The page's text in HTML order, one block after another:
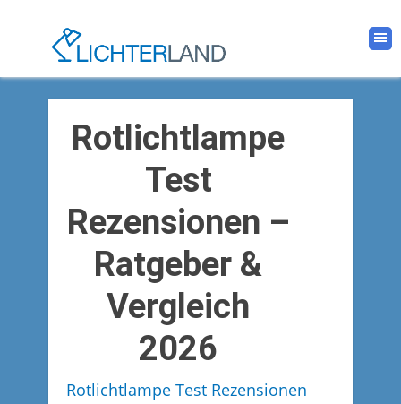
Rotlichtlampe
Test
Rezensionen –
Ratgeber &
Vergleich
2026
Rotlichtlampe Test Rezensionen